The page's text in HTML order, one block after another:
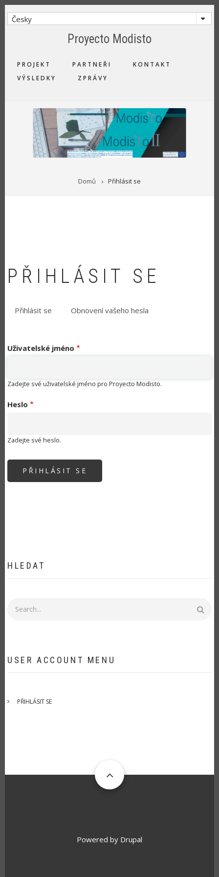
Přejít
Česky
Proyecto Modisto
NAVIGATION
PROJEKT PARTNEŘI
KONTAKT
VÝSLEDKY
ZPRÁVY
DROBEČKOVÁ
Domů Přihlásit se
PŘIHLÁSIT SE
Přihlásit se (aktivníObnovení vašeho hesla
Uživatelské jméno
Zadejte své uživatelské jméno pro Proyecto Modisto.
Heslo
Zadejte své heslo.
HLEDAT
USER ACCOUNT MENU
PŘIHLÁSIT SE
Powered by Drupal